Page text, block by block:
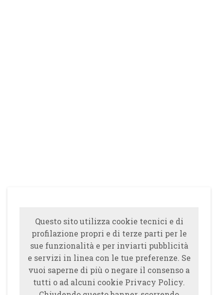
Questo sito utilizza cookie tecnici e di
profilazione propri e di terze parti per le
sue funzionalità e per inviarti pubblicità
e servizi in linea con le tue preferenze. Se
vuoi saperne di più o negare il consenso a
tutti o ad alcuni cookie Privacy Policy.